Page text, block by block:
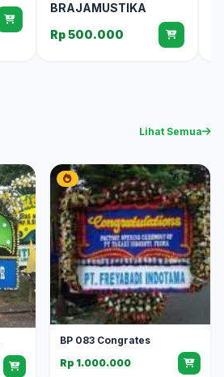
BRAJAMUSTIKA
Rp 500.000
Lihat Semua
BP 083 Congrates
Rp 1.000.000